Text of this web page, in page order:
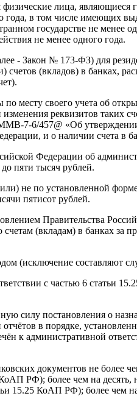
лица,
года, в том числе имеющих
государстве не менее
не менее одного года.
- Закон № 173-ФЗ) для
(вкладов) в банках,
месту своего учета об
реквизитов таких
7-6/457@ «Об
и о наличии счета в
Федерации об
пяти тысяч рублей.
не по установленной
пятисот рублей.
Правительства
(вкладам) в банках за
(исключение составляют
с частью 6 статьи
силу постановления о
в порядке,
административной
документов не более
РФ); более чем на
15.25 КоАП РФ); более чем